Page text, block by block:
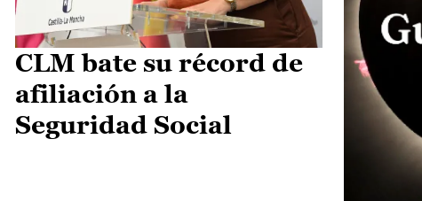
CLM bate su récord de
afiliación a la
Seguridad Social